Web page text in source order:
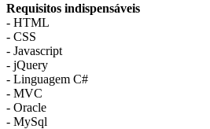
Requisitos indispensáveis
- HTML
- CSS
- Javascript
- jQuery
- Linguagem C#
- MVC
- Oracle
- MySql